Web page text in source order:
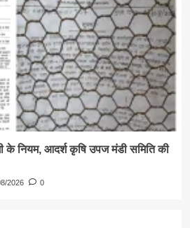
के नियम, आदर्श कृषि उपज मंडी समिति की
2026 0